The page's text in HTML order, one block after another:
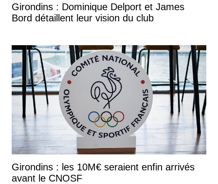
Girondins : Dominique Delport et James
Bord détaillent leur vision du club
Girondins : les 10M€ seraient enfin arrivés
avant le CNOSF